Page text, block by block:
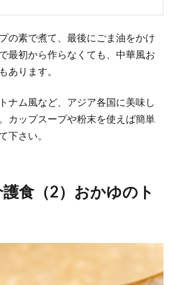
の素で煮て、最後にごま油をかけ
最初から作らなくても、中華風お
あります。
ナム風など、アジア各国に美味し
カップスープや粉末を使えば簡単
下さい。
食（2）おかゆのト